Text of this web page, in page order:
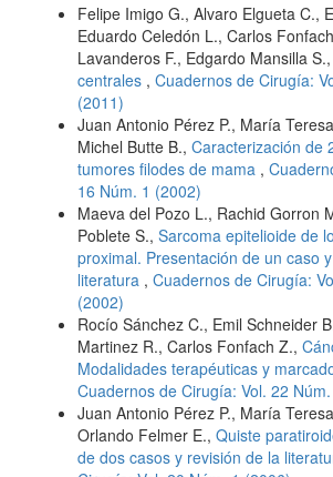
Felipe Imigo G., Alvaro Elgueta C.,
Eduardo Celedón L., Carlos
Lavanderos F., Edgardo Mansilla S.,
centrales , Cuadernos de Cirugía:
(2011)
Juan Antonio Pérez P., María
Michel Butte B., Caracterización de
tumores filodes de mama ,
16 Núm. 1 (2002)
Maeva del Pozo L., Rachid Gorron
Poblete S., Sarcoma epitelioide de
proximal. Presentación de un caso
literatura , Cuadernos de Cirugía:
(2002)
Rocío Sánchez C., Emil Schneider
Martinez R., Carlos Fonfach Z.,
Modalidades terapéuticas y
Cuadernos de Cirugía: Vol. 22
Juan Antonio Pérez P., María
Orlando Felmer E., Quiste
de dos casos y revisión de la